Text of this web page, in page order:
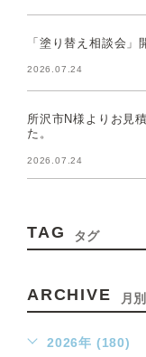
「塗り替え相談会」
2026.07.24
所沢市N様よりお見
た。
2026.07.24
TAG タグ
ARCHIVE 月
2026年 (180)